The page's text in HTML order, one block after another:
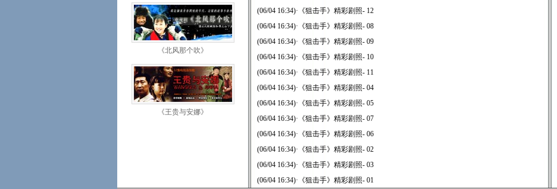
《北风那个吹》
《王贵与安娜》
(06/04 16:34)· 《狙击手》精彩剧照- 12
(06/04 16:34)· 《狙击手》精彩剧照- 08
(06/04 16:34)· 《狙击手》精彩剧照- 09
(06/04 16:34)· 《狙击手》精彩剧照- 10
(06/04 16:34)· 《狙击手》精彩剧照- 11
(06/04 16:34)· 《狙击手》精彩剧照- 04
(06/04 16:34)· 《狙击手》精彩剧照- 05
(06/04 16:34)· 《狙击手》精彩剧照- 07
(06/04 16:34)· 《狙击手》精彩剧照- 06
(06/04 16:34)· 《狙击手》精彩剧照- 02
(06/04 16:34)· 《狙击手》精彩剧照- 03
(06/04 16:34)· 《狙击手》精彩剧照- 01